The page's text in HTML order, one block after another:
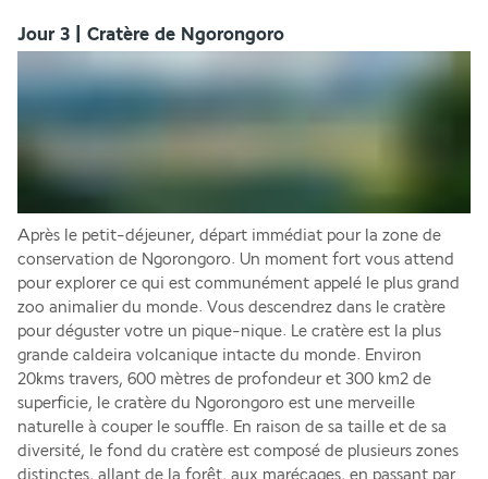
Jour 3 | Cratère de Ngorongoro
Après le petit-déjeuner, départ immédiat pour la zone de
conservation de Ngorongoro. Un moment fort vous attend
pour explorer ce qui est communément appelé le plus grand
zoo animalier du monde. Vous descendrez dans le cratère
pour déguster votre un pique-nique. Le cratère est la plus
grande caldeira volcanique intacte du monde. Environ
20kms travers, 600 mètres de profondeur et 300 km2 de
superficie, le cratère du Ngorongoro est une merveille
naturelle à couper le souffle. En raison de sa taille et de sa
diversité, le fond du cratère est composé de plusieurs zones